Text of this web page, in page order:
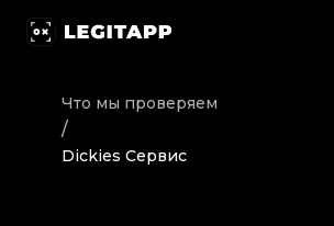
Проверить Dickies - Сервис |
Что мы проверяем
/
Dickies Сервис